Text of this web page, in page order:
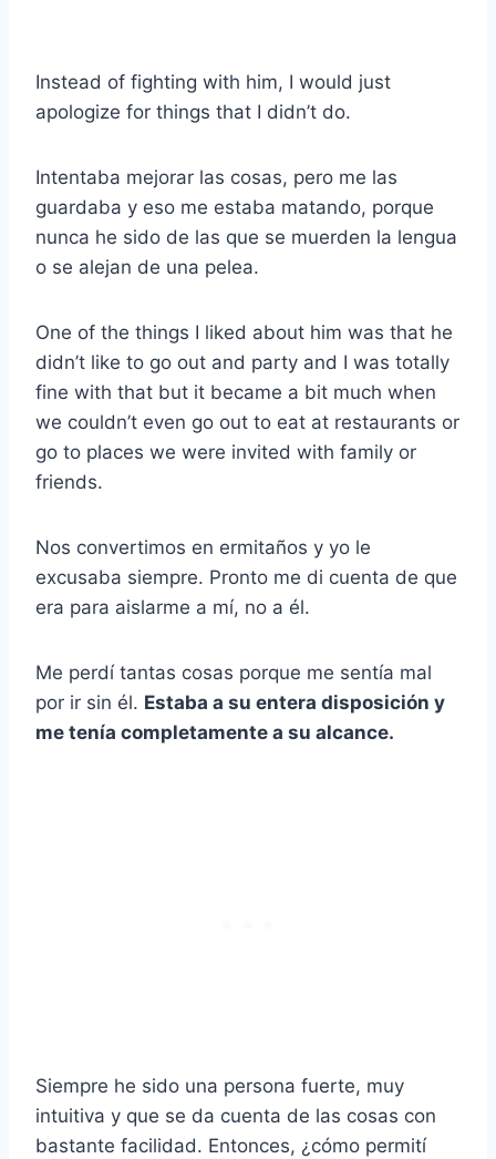
Instead of fighting with him, I would just
apologize for things that I didn’t do.
Intentaba mejorar las cosas, pero me las
guardaba y eso me estaba matando, porque
nunca he sido de las que se muerden la lengua
o se alejan de una pelea.
One of the things I liked about him was that he
didn’t like to go out and party and I was totally
fine with that but it became a bit much when
we couldn’t even go out to eat at restaurants or
go to places we were invited with family or
friends.
Nos convertimos en ermitaños y yo le
excusaba siempre. Pronto me di cuenta de que
era para aislarme a mí, no a él.
Me perdí tantas cosas porque me sentía mal
por ir sin él. Estaba a su entera disposición y
me tenía completamente a su alcance.
Siempre he sido una persona fuerte, muy
intuitiva y que se da cuenta de las cosas con
bastante facilidad. Entonces, ¿cómo permití